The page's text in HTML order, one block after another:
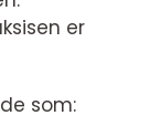
er
som: